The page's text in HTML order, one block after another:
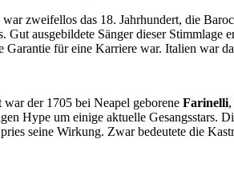
zweifellos das 18. Jahrhundert, die
ausgebildete Sänger dieser
für eine Karriere war. Italien war
der 1705 bei Neapel geborene Farinelli
Hype um einige aktuelle Gesangsstars.
seine Wirkung. Zwar bedeutete die